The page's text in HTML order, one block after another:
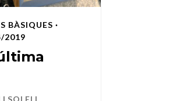
BÀSIQUES ·
2019